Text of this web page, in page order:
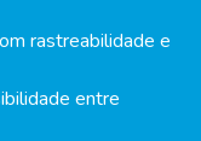
rastreabilidade e
entre